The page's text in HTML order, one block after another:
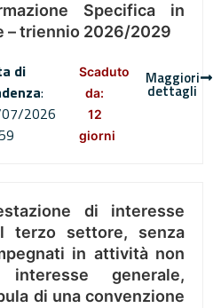
Specifica in
– triennio 2026/2029
di
:
2026
Scaduto
da:
12
giorni
Maggiori
dettagli
di interesse
terzo settore, senza
in attività non
generale,
di una convenzione